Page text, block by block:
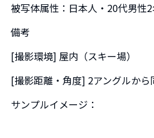
被写体属性：日本人・20代男性
備考
[撮影環境] 屋内（スキー場）
[撮影距離・角度] 2アングルから
サンプルイメージ：